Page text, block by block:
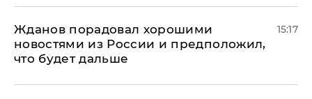
Жданов порадовал хорошими
новостями из России и предположил,
что будет дальше
15:17